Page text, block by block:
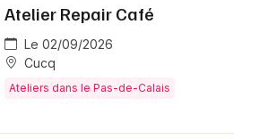
Atelier Repair Café
Le 02/09/2026
Cucq
Ateliers dans le Pas-de-Calais